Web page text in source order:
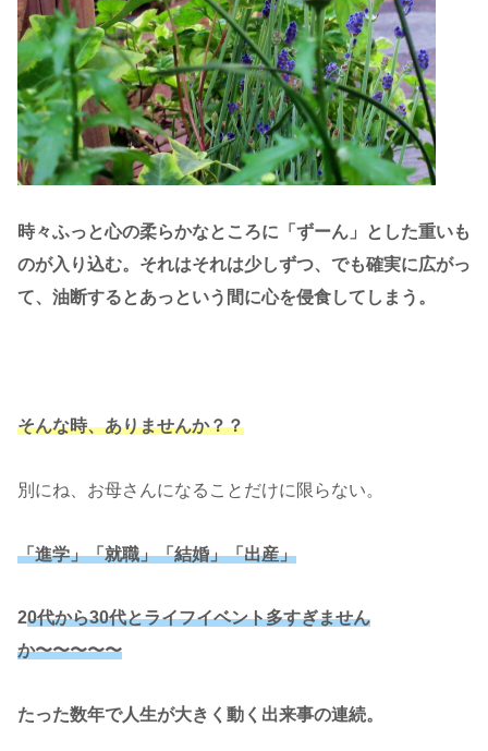
時々ふっと心の柔らかなところに「ずーん」とした重いも
のが入り込む。それはそれは少しずつ、でも確実に広がっ
て、油断するとあっという間に心を侵食してしまう。
そんな時、ありませんか？？
別にね、お母さんになることだけに限らない。
「進学」「就職」「結婚」「出産」
20代から30代とライフイベント多すぎません
か〜〜〜〜〜
たった数年で人生が大きく動く出来事の連続。